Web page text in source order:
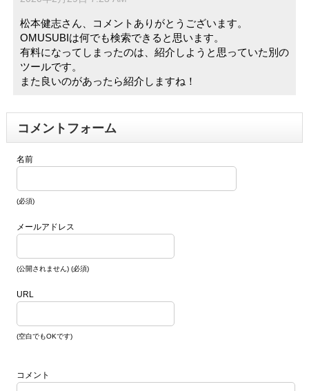
松本健志さん、コメントありがとうございます。
OMUSUBIは何でも検索できると思います。
有料になってしまったのは、紹介しようと思っていた別の
ツールです。
また良いのがあったら紹介しますね！
コメントフォーム
名前
(必須)
メールアドレス
(公開されません) (必須)
URL
(空白でもOKです)
コメント